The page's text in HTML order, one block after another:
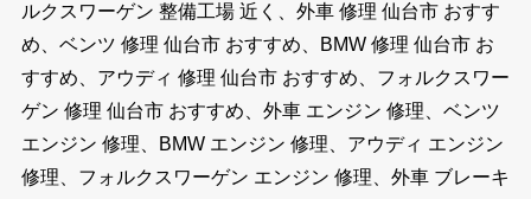
ルクスワーゲン 整備工場 近く、外車 修理 仙台市 おすす
め、ベンツ 修理 仙台市 おすすめ、BMW 修理 仙台市 お
すすめ、アウディ 修理 仙台市 おすすめ、フォルクスワー
ゲン 修理 仙台市 おすすめ、外車 エンジン 修理、ベンツ
エンジン 修理、BMW エンジン 修理、アウディ エンジン
修理、フォルクスワーゲン エンジン 修理、外車 ブレーキ